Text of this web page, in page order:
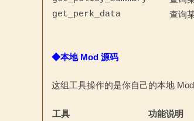
get_perk_data
查询
◆本地 Mod 源码
这组工具操作的是你自己的本地
工具
功能说明